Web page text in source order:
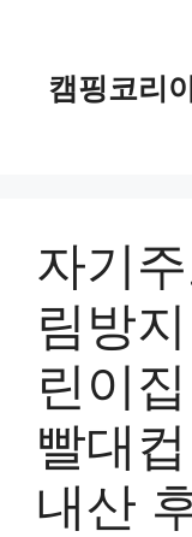
캠핑코리
자기
림방
린이
빨대
내산